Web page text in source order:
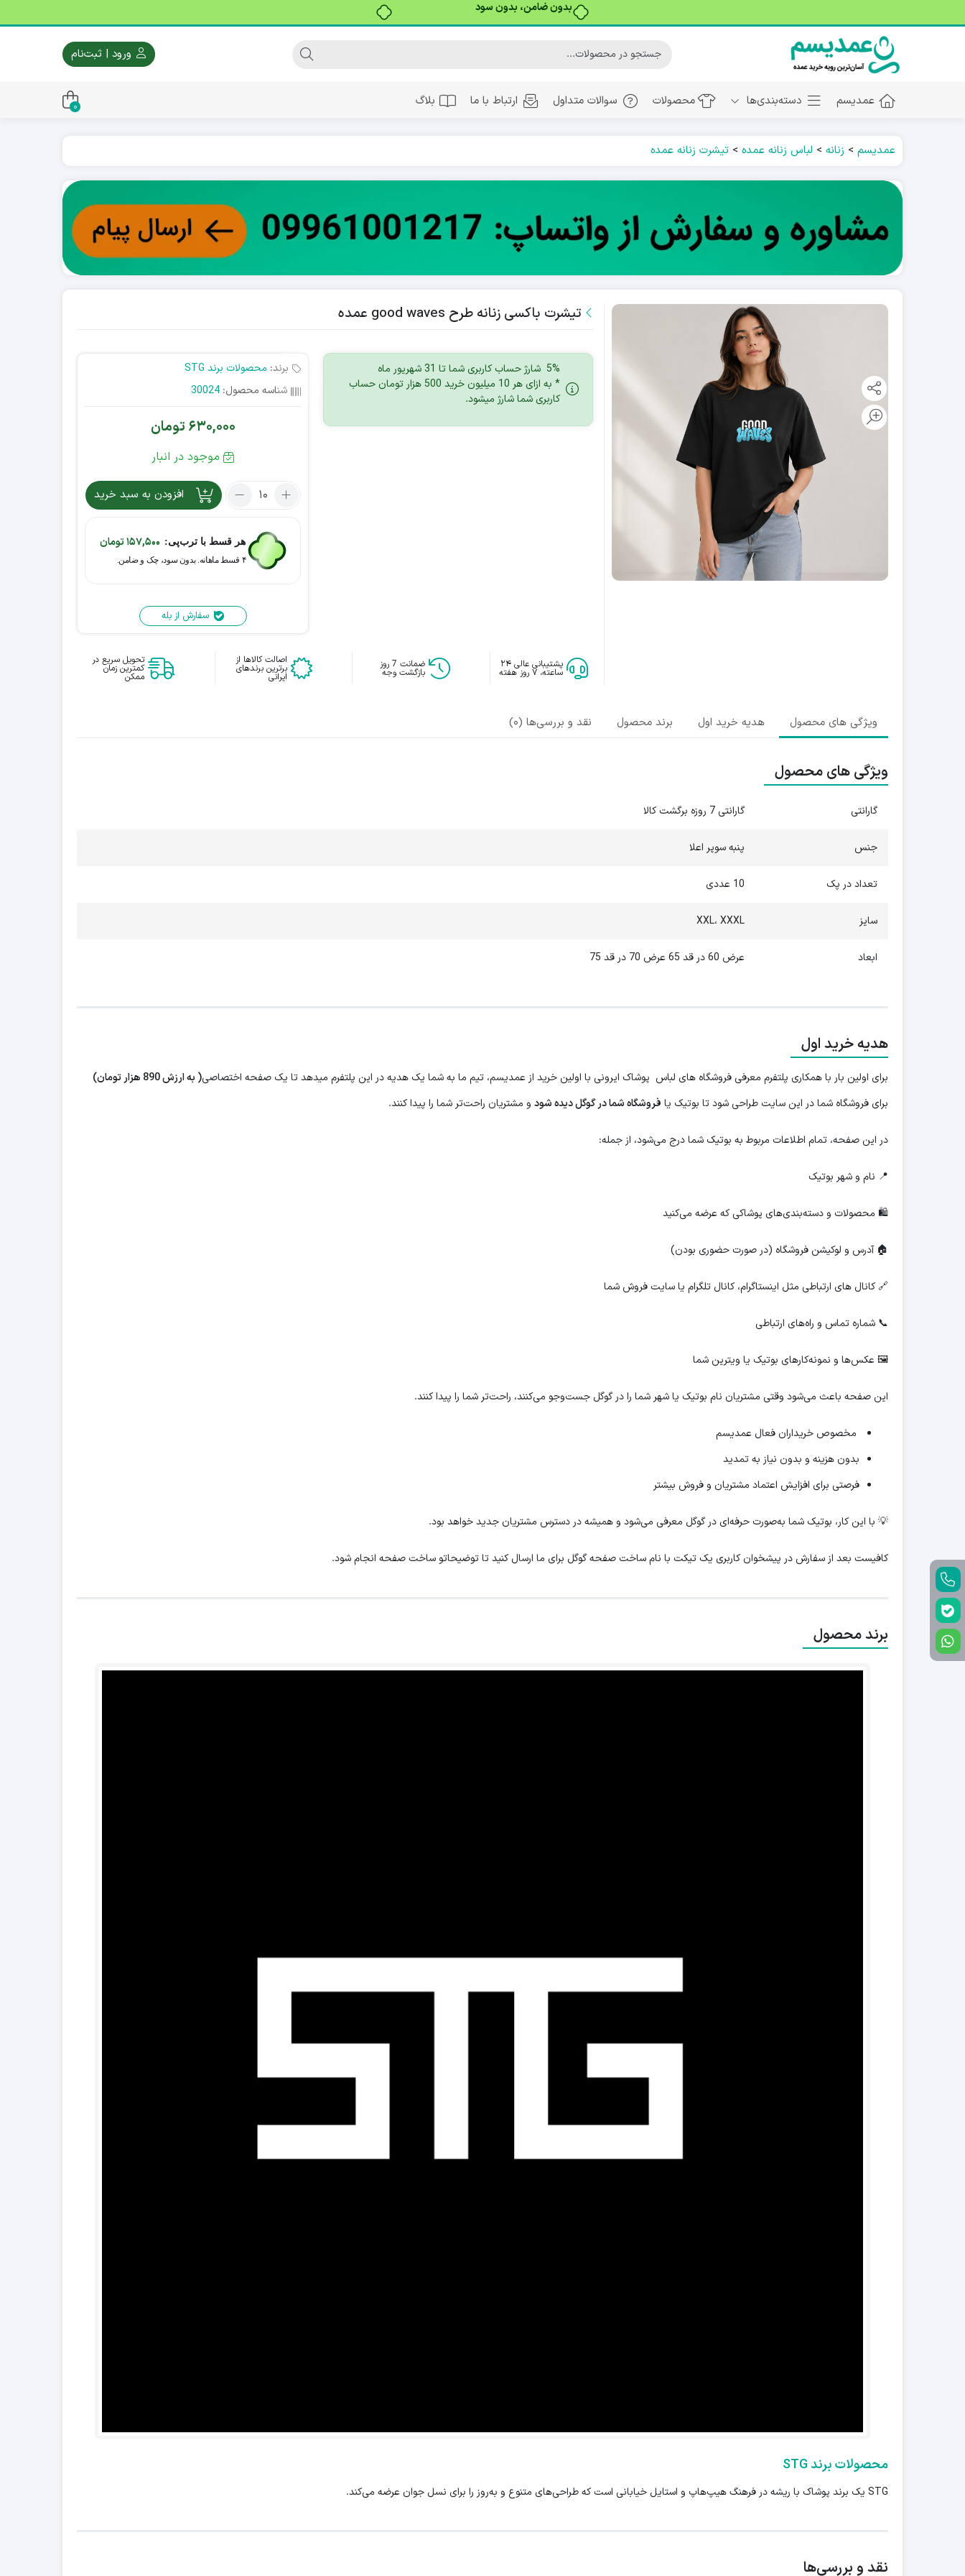
بدون ضامن، بدون سود
ورود | ثبت‌نام
عمدیسم دسته‌بندی‌ها محصولات سوالات متداول ارتباط با ما بلاگ 0
عمدیسم > زنانه > لباس زنانه عمده > تیشرت زنانه عمده
تیشرت باکسی زنانه طرح good waves عمده
5% شارژ حساب کاربری شما تا 31 شهریور ماه
* به ازای هر 10 میلیون خرید 500 هزار تومان حساب
کاربری شما شارژ میشود.
برند: محصولات برند STG
شناسه محصول: 30024
630,000 تومان
موجود در انبار
افزودن به سبد خرید
هر قسط با ترب‌پی: 157,500 تومان
۴ قسط ماهانه. بدون سود، چک و ضامن.
سفارش از بله
پشتیبانی عالی ۲۴
ساعته، ۷ روز هفته
ضمانت 7 روز
بازگشت وجه
اصالت کالاها از
برترین برندهای
ایرانی
تحویل سریع در
کمترین زمان
ممکن
ویژگی های محصول هدیه خرید اول برند محصول نقد و بررسی‌ها (0)
ویژگی های محصول
گارانتی گارانتی 7 روزه برگشت کالا
جنس پنبه سوپر اعلا
تعداد در پک 10 عددی
سایز XXL، XXXL
ابعاد عرض 60 در قد 65 عرض 70 در قد 75
هدیه خرید اول
برای اولین بار با همکاری پلتفرم معرفی فروشگاه های لباس پوشاک ایرونی با اولین خرید از عمدیسم، تیم ما به شما یک هدیه در این پلتفرم میدهد تا یک صفحه اختصاصی( به ارزش 890 هزار تومان)
برای فروشگاه شما در این سایت طراحی شود تا بوتیک یا فروشگاه شما در گوگل دیده شود و مشتریان راحت‌تر شما را پیدا کنند.
در این صفحه، تمام اطلاعات مربوط به بوتیک شما درج می‌شود، از جمله:
📍 نام و شهر بوتیک
🛍 محصولات و دسته‌بندی‌های پوشاکی که عرضه می‌کنید
🏠 آدرس و لوکیشن فروشگاه (در صورت حضوری بودن)
🔗 کانال های ارتباطی مثل اینستاگرام، کانال تلگرام یا سایت فروش شما
📞 شماره تماس و راه‌های ارتباطی
🖼 عکس‌ها و نمونه‌کارهای بوتیک یا ویترین شما
این صفحه باعث می‌شود وقتی مشتریان نام بوتیک یا شهر شما را در گوگل جست‌وجو می‌کنند، راحت‌تر شما را پیدا کنند.
مخصوص خریداران فعال عمدیسم
بدون هزینه و بدون نیاز به تمدید
فرصتی برای افزایش اعتماد مشتریان و فروش بیشتر
💡 با این کار، بوتیک شما به‌صورت حرفه‌ای در گوگل معرفی می‌شود و همیشه در دسترس مشتریان جدید خواهد بود.
کافیست بعد از سفارش در پیشخوان کاربری یک تیکت با نام ساخت صفحه گوگل برای ما ارسال کنید تا توضیحاتو ساخت صفحه انجام شود.
برند محصول
محصولات برند STG
STG یک برند پوشاک با ریشه در فرهنگ هیپ‌هاپ و استایل خیابانی است که طراحی‌های متنوع و به‌روز را برای نسل جوان عرضه می‌کند.
نقد و بررسی‌ها